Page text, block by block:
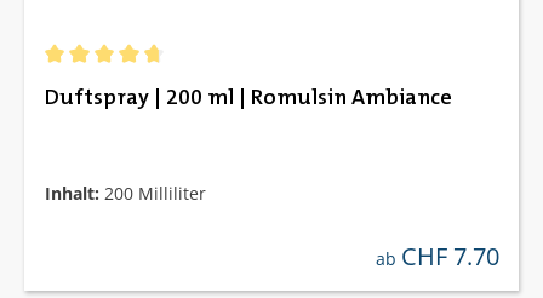
Duftspray | 200 ml | Romulsin Ambiance
Inhalt: 200 Milliliter
regulärer preis:
ab CHF 7.70